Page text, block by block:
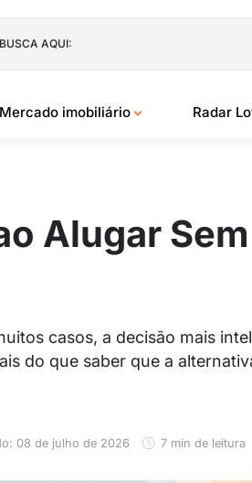
AQUI:
Mercado imobiliário Radar
Alugar
casos, a decisão mais
do que saber que a
08 de julho de 2026 7 min de leitura